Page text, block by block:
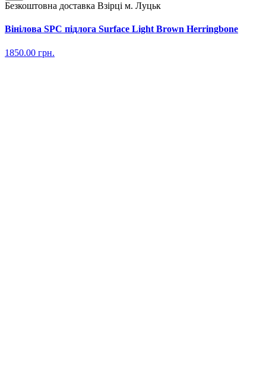
Безкоштовна доставка Взірці м. Луцьк
Вінілова SPC підлога Surface Light Brown Herringbone
1850.00 грн.